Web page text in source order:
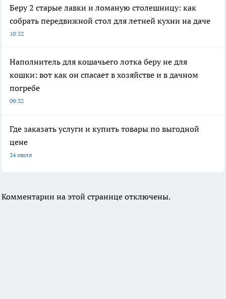
Беру 2 старые лавки и ломаную столешницу: как
собрать передвижной стол для летней кухни на даче
10:32
Наполнитель для кошачьего лотка беру не для
кошки: вот как он спасает в хозяйстве и в дачном
погребе
09:32
Где заказать услуги и купить товары по выгодной
цене
24 июля
Комментарии на этой странице отключены.